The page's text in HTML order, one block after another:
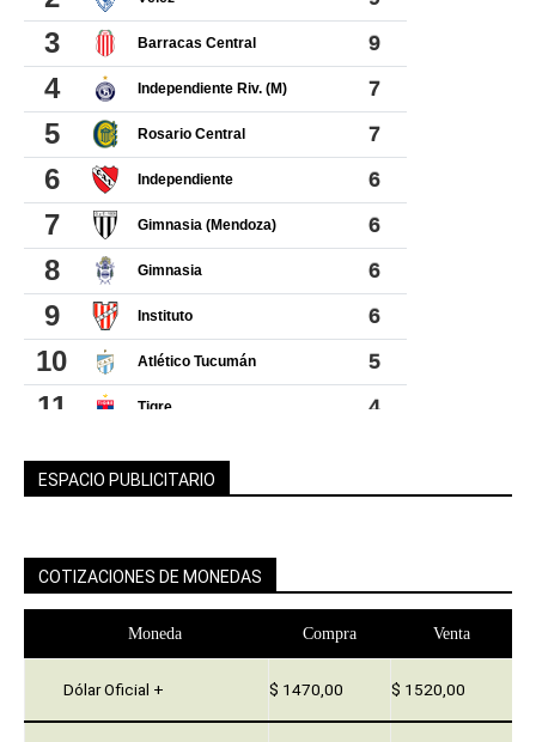
ESPACIO PUBLICITARIO
COTIZACIONES DE MONEDAS
Moneda Compra Venta
Dólar Oficial + $ 1470,00 $ 1520,00